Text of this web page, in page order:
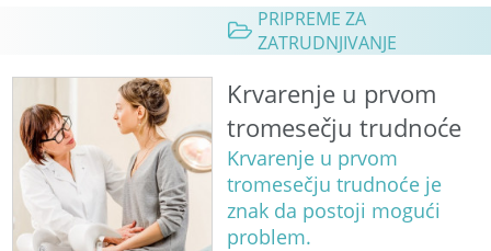
PRIPREME ZA
ZATRUDNJIVANJE
Krvarenje u prvom
tromesečju trudnoće
Krvarenje u prvom
tromesečju trudnoće je
znak da postoji mogući
problem.